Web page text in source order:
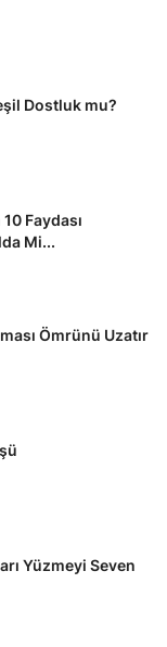
Dostluk mu?
Faydası
Mi...
Ömrünü Uzatır
Yüzmeyi Seven